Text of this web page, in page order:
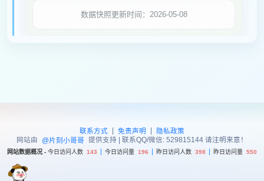
数据快照更新时间：2026-05-08
联系方式 | 免责声明 |
隐私政策
网站由
@片刻小哥哥 提供支持 | 联系QQ/微信: 529815144 请注明来意！
网站数据概况 - 今日访问人数 143 今日访问量 196 昨日访问人数 398 昨日访问量 550